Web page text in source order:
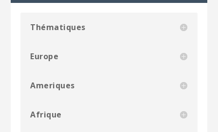
Thématiques
Europe
Ameriques
Afrique